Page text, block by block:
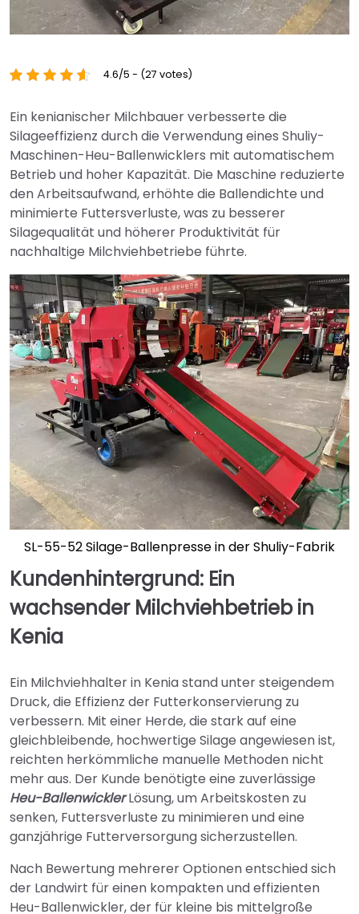
4.6/5 - (27 votes)
Ein kenianischer Milchbauer verbesserte die
Silageeffizienz durch die Verwendung eines Shuliy-
Maschinen-Heu-Ballenwicklers mit automatischem
Betrieb und hoher Kapazität. Die Maschine reduzierte
den Arbeitsaufwand, erhöhte die Ballendichte und
minimierte Futtersverluste, was zu besserer
Silagequalität und höherer Produktivität für
nachhaltige Milchviehbetriebe führte.
SL-55-52 Silage-Ballenpresse in der Shuliy-Fabrik
Kundenhintergrund: Ein
wachsender Milchviehbetrieb in
Kenia
Ein Milchviehhalter in Kenia stand unter steigendem
Druck, die Effizienz der Futterkonservierung zu
verbessern. Mit einer Herde, die stark auf eine
gleichbleibende, hochwertige Silage angewiesen ist,
reichten herkömmliche manuelle Methoden nicht
mehr aus. Der Kunde benötigte eine zuverlässige
Heu-BallenwicklerLösung, um Arbeitskosten zu
senken, Futtersverluste zu minimieren und eine
ganzjährige Futterversorgung sicherzustellen.
Nach Bewertung mehrerer Optionen entschied sich
der Landwirt für einen kompakten und effizienten
Heu-Ballenwickler, der für kleine bis mittelgroße